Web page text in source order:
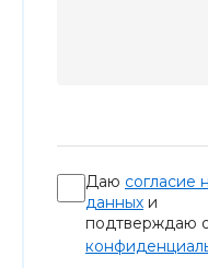
Даю согласие
данных и
подтверждаю